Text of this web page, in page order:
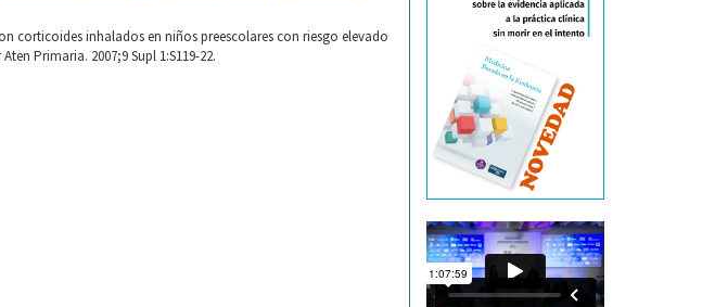
corticoides inhalados en niños preescolares con riesgo elevado
Primaria. 2007;9 Supl 1:S119-22.